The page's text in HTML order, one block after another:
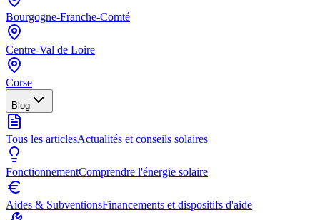
Bourgogne-Franche-Comté
Centre-Val de Loire
Corse
Blog
Tous les articlesActualités et conseils solaires
FonctionnementComprendre l'énergie solaire
Aides & SubventionsFinancements et dispositifs d'aide